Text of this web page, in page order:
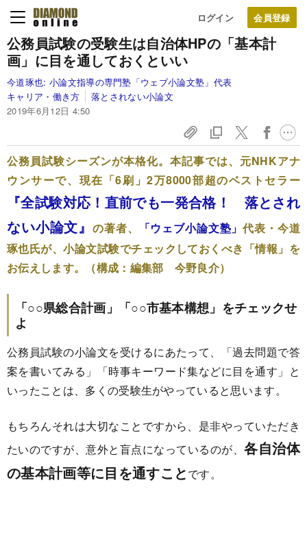
ログイン
公務員試験の受験生は自治体HPの「基本計
画」に目を通しておくといい
今道琢也: 小論文指導の専門塾「ウェブ小論文塾」代表
キャリア・働き方
落とされない小論文
2019年6月12日 4:50
公務員試験シーズンが本格化。本記事では、元NHKアナ
ウンサーで、現在「6刷」2万8000部超のベストセラー
『全試験対応！直前でも一発合格！ 落とされ
ない小論文』の著者、 「ウェブ小論文塾」代表・今道
琢也氏が、小論文試験でチェックしておくべき「情報」を
お伝えします。（構成：編集部 今野良介）
「○○県総合計画」「○○市基本構想」をチェックせ
よ
公務員試験の小論文を受けるにあたって、「過去問題で答
案を書いてみる」「時事キーワード集などに目を通す」と
いったことは、多くの受験生がやっていると思います。
もちろんそれは大切なことですから、是非やっていただき
たいのですが、意外と盲点になっているのが、各自治体
の基本計画等に目を通すことです。